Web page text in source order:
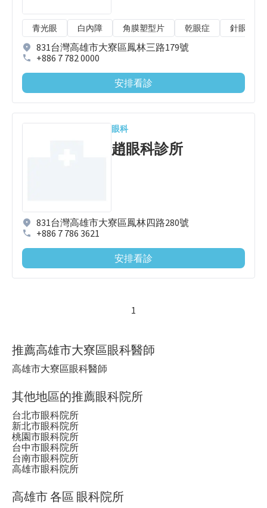
青光眼 白內障 角膜塑型片 乾眼症 針眼/麥
831台灣高雄市大寮區鳳林三路179號
+886 7 782 0000
安排看診
眼科
趙眼科診所
831台灣高雄市大寮區鳳林四路280號
+886 7 786 3621
安排看診
1
推薦高雄市大寮區眼科醫師
高雄市大寮區眼科醫師
其他地區的推薦眼科院所
台北市眼科院所
新北市眼科院所
桃園市眼科院所
台中市眼科院所
台南市眼科院所
高雄市眼科院所
高雄市 各區 眼科院所